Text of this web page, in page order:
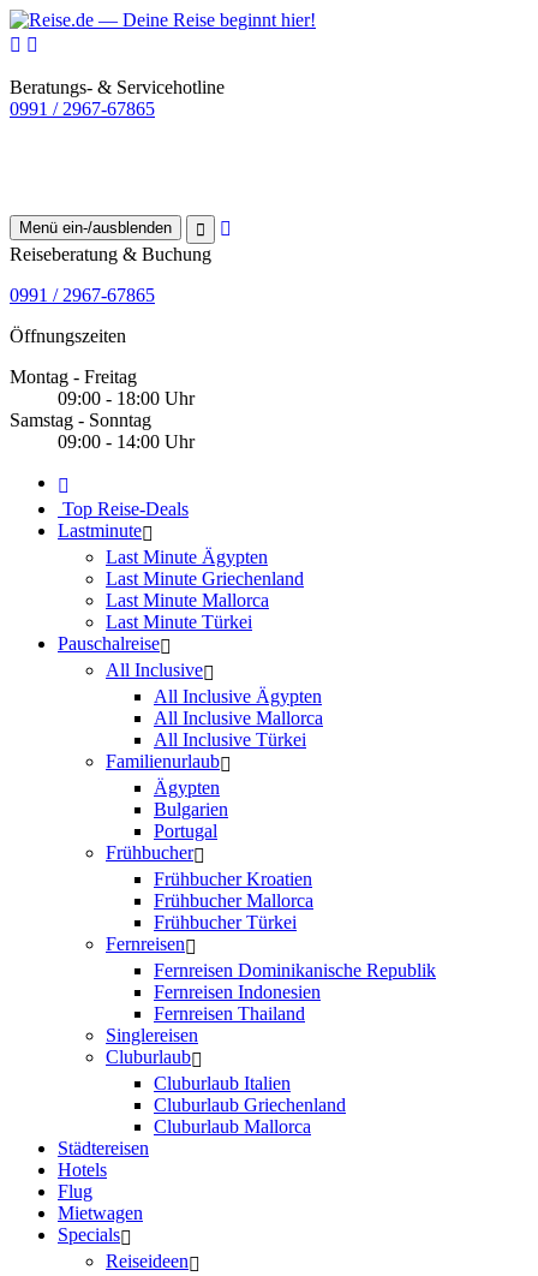
Beratungs- & Servicehotline
0991 / 2967-67865
Menü ein-/ausblenden
Reiseberatung & Buchung
0991 / 2967-67865
Öffnungszeiten
Montag - Freitag
09:00 - 18:00 Uhr
Samstag - Sonntag
09:00 - 14:00 Uhr
Top Reise-Deals
Lastminute
Last Minute Ägypten
Last Minute Griechenland
Last Minute Mallorca
Last Minute Türkei
Pauschalreise
All Inclusive
All Inclusive Ägypten
All Inclusive Mallorca
All Inclusive Türkei
Familienurlaub
Ägypten
Bulgarien
Portugal
Frühbucher
Frühbucher Kroatien
Frühbucher Mallorca
Frühbucher Türkei
Fernreisen
Fernreisen Dominikanische Republik
Fernreisen Indonesien
Fernreisen Thailand
Singlereisen
Cluburlaub
Cluburlaub Italien
Cluburlaub Griechenland
Cluburlaub Mallorca
Städtereisen
Hotels
Flug
Mietwagen
Specials
Reiseideen